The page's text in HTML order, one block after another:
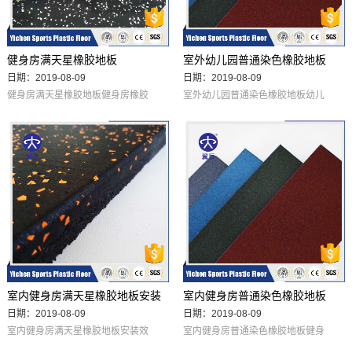
健身房满天星橡胶地板
日期：2019-08-09
健身房满天星橡胶地板健身房橡胶
施工效果规格（毫米） 重量/公斤
备注 500 × 500 × 15 12.8 500 ×
500 × 20 16.8 500× 500 × 25 20.8
500 × 500 × 30 24.8 500 × 500 ×
35 2
室外幼儿园普通染色橡胶地板
日期：2019-08-09
室外幼儿园普通染色橡胶地板幼儿
量/公斤 颜色 备注 500 × 500 × 15
12.8 红、绿、兰、灰、黑、黄 500
× 500 × 20 16.8 500 × 5
室内健身房满天星橡胶地板安装
效果
日期：2019-08-09
室内健身房满天星橡胶地板安装效
室内健身房普通染色橡胶地板
日期：2019-08-09
室内健身房普通染色橡胶地板健身